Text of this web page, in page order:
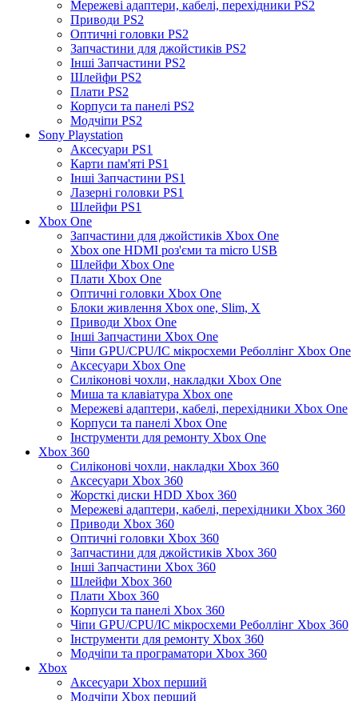
Мережеві адаптери, кабелі, перехідники PS2
Приводи PS2
Оптичні головки PS2
Запчастини для джойстиків PS2
Інші Запчастини PS2
Шлейфи PS2
Плати PS2
Корпуси та панелі PS2
Модчіпи PS2
Sony Playstation
Аксесуари PS1
Карти пам'яті PS1
Інші Запчастини PS1
Лазерні головки PS1
Шлейфи PS1
Xbox One
Запчастини для джойстиків Xbox One
Xbox one HDMI роз'єми та micro USB
Шлейфи Xbox One
Плати Xbox One
Оптичні головки Xbox One
Блоки живлення Xbox one, Slim, X
Приводи Xbox One
Інші Запчастини Xbox One
Чіпи GPU/CPU/IC мікросхеми Реболлінг Xbox One
Аксесуари Xbox One
Силіконові чохли, накладки Xbox One
Миша та клавіатура Xbox one
Мережеві адаптери, кабелі, перехідники Xbox One
Корпуси та панелі Xbox One
Інструменти для ремонту Xbox One
Xbox 360
Силіконові чохли, накладки Xbox 360
Аксесуари Xbox 360
Жорсткі диски HDD Xbox 360
Мережеві адаптери, кабелі, перехідники Xbox 360
Приводи Xbox 360
Оптичні головки Xbox 360
Запчастини для джойстиків Xbox 360
Інші Запчастини Xbox 360
Шлейфи Xbox 360
Плати Xbox 360
Корпуси та панелі Xbox 360
Чіпи GPU/CPU/IC мікросхеми Реболлінг Xbox 360
Інструменти для ремонту Xbox 360
Модчіпи та програматори Xbox 360
Xbox
Аксесуари Xbox перший
Модчіпи Xbox перший